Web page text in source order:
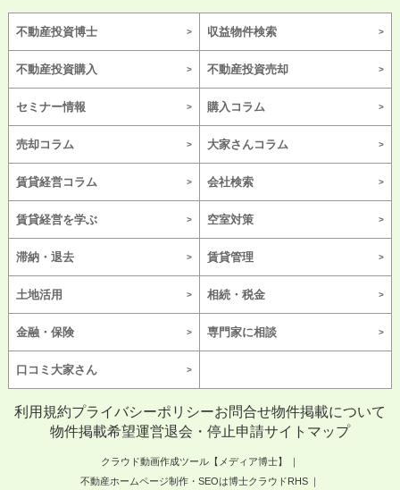
不動産投資博士 収益物件検索
不動産投資購入 不動産投資売却
セミナー情報 購入コラム
売却コラム 大家さんコラム
賃貸経営コラム 会社検索
賃貸経営を学ぶ 空室対策
滞納・退去 賃貸管理
土地活用 相続・税金
金融・保険 専門家に相談
口コミ大家さん
利用規約プライバシーポリシーお問合せ物件掲載について
物件掲載希望運営退会・停止申請サイトマップ
クラウド動画作成ツール【メディア博士】
不動産ホームページ制作・SEOは博士クラウドRHS